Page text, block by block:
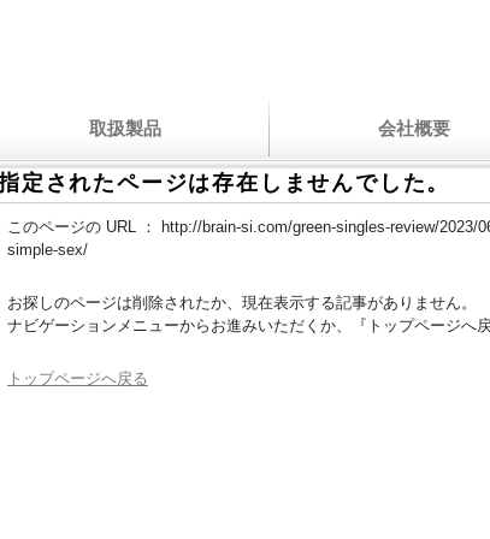
取扱製品 会社概要
定されたページは存在しませんでした。
このページの URL ：
http://brain-si.com/green-singles-review/2023/
simple-sex/
お探しのページは削除されたか、現在表示する記事がありません。
ナビゲーションメニューからお進みいただくか、『トップページへ
トップページへ戻る